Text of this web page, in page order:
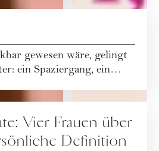
gewesen wäre, gelingt
ein Spaziergang, ein
Vier Frauen über
Definition